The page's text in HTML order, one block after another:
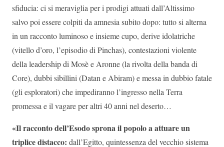
sfiducia: ci si meraviglia per i prodigi attuati dall’Altissimo
salvo poi essere colpiti da amnesia subito dopo: tutto si alterna
in un racconto luminoso e insieme cupo, derive idolatriche
(vitello d’oro, l’episodio di Pinchas), contestazioni violente
della leadership di Mosè e Aronne (la rivolta della banda di
Core), dubbi sibillini (Datan e Abiram) e messa in dubbio fatale
(gli esploratori) che impediranno l’ingresso nella Terra
promessa e il vagare per altri 40 anni nel deserto…
«Il racconto dell’Esodo sprona il popolo a attuare un
triplice distacco: dall’Egitto, quintessenza del vecchio sistema